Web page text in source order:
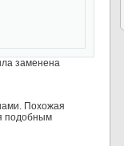
заменена
Похожая
подобным